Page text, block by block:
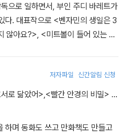
으로 일하면서, 부인 주디 바레트가
다. 대표작으로 <벤자민의 생일은 3
않아요?>, <미트볼이 들어 있는 구
저자파일 신간알림 신청
로 닮았어>,<빨간 안경의 비밀> …
하며 동화도 쓰고 만화책도 만들고